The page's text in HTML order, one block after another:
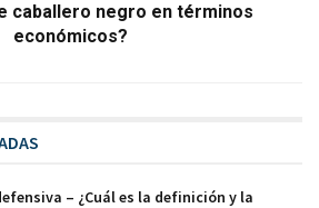
caballero negro en términos
económicos?
– ¿Cuál es la definición y la